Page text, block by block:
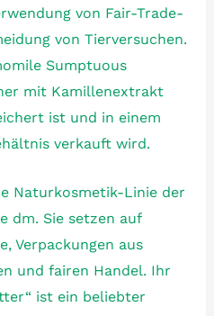
von Fair-Trade-
von Tierversuchen.
Sumptuous
mit Kamillenextrakt
ist und in einem
verkauft wird.
Naturkosmetik-Linie der
dm. Sie setzen auf
Verpackungen aus
und fairen Handel. Ihr
ist ein beliebter